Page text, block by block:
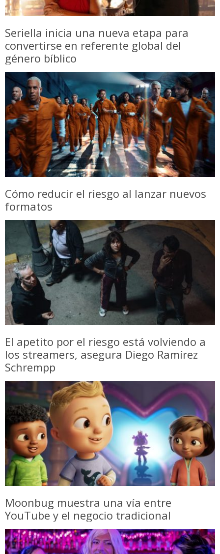
Seriella inicia una nueva etapa para
convertirse en referente global del
género bíblico
Cómo reducir el riesgo al lanzar nuevos
formatos
El apetito por el riesgo está volviendo a
los streamers, asegura Diego Ramírez
Schrempp
Moonbug muestra una vía entre
YouTube y el negocio tradicional